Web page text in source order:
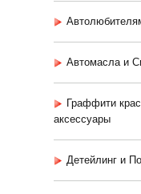
Автомасла и
Граффити
аксессуары
Детейлинг и